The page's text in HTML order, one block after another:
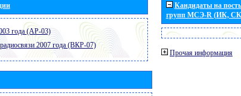
года (АР-03)
2007 года (ВКР-07)
Кандидаты на посты
групп МСЭ-R (ИК,
Прочая информация